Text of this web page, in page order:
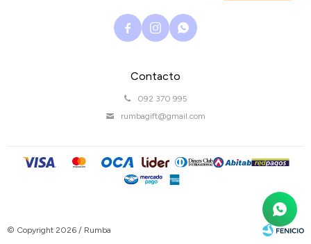
Contacto
092 370 995
rumbagift@gmail.com
  
© Copyright 2026 / Rumba